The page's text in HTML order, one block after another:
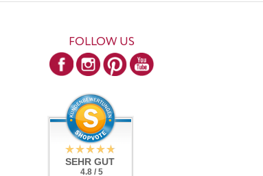
FOLLOW US
SEHR GUT
4.8 / 5